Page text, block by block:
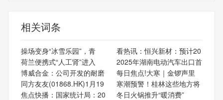
相关词条
操场变身“冰雪乐园”，青
看热讯：恒兴新材：预计20
荷兰便携式“人工肾”进入
2025年湖南电动汽车出口首
博威合金：公司开发的耐磨
每日焦点!大寒｜金锣声里
同方友友(01868.HK)1月19
寒潮预警！桂林这些地方将
焦点快播：国家统计局：20
冬日火锅推升“暖消费”